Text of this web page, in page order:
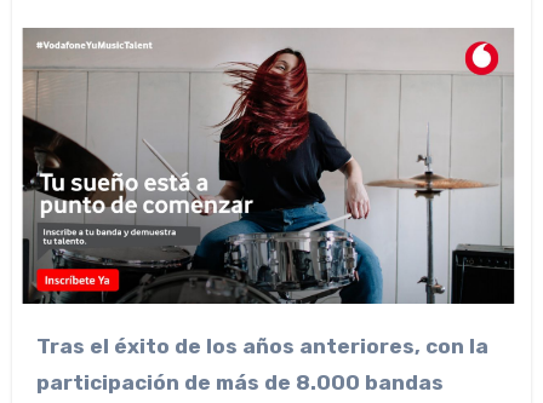
Tras el éxito de los años anteriores, con la
participación de más de 8.000 bandas